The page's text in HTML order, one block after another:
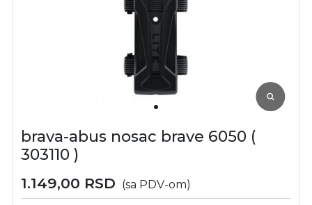
brava-abus nosac brave 6050 (
303110 )
1.149,00 RSD (sa PDV-om)